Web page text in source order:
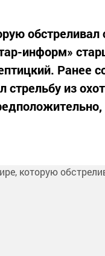
информ»
Ранее
стрельбу из